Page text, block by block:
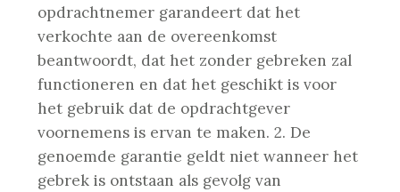
opdrachtnemer garandeert dat het
verkochte aan de overeenkomst
beantwoordt, dat het zonder gebreken zal
functioneren en dat het geschikt is voor
het gebruik dat de opdrachtgever
voornemens is ervan te maken. 2. De
genoemde garantie geldt niet wanneer het
gebrek is ontstaan als gevolg van